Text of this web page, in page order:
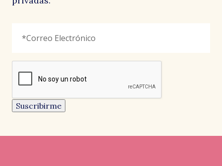
señala
campo
un
campo
de
debe
Electrónico *
reCAPTCHA
Suscribirme